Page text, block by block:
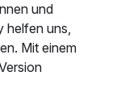
und
helfen uns,
Mit einem